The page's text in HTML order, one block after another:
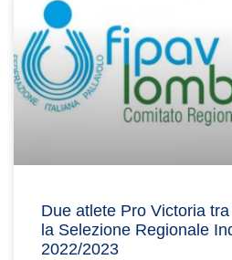
Due atlete Pro Victoria
la Selezione Regionale
2022/2023